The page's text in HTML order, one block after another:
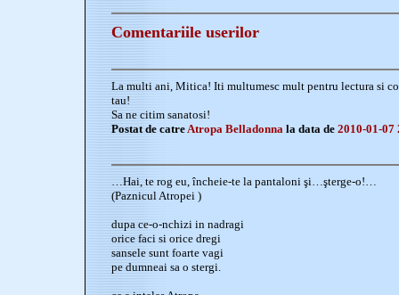
Comentariile userilor
La multi ani, Mitica! Iti multumesc mult pentru lectura si
tau!
Sa ne citim sanatosi!
Postat de catreAtropa Belladonna la data de 2010-01-07
…Hai, te rog eu, încheie-te la pantaloni şi…şterge-o!…
(Paznicul Atropei )
dupa ce-o-nchizi in nadragi
orice faci si orice dregi
sansele sunt foarte vagi
pe dumneai sa o stergi.